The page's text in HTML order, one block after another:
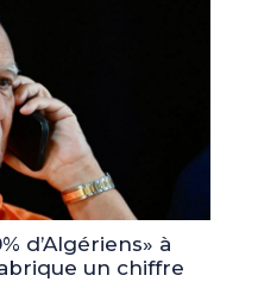
d’Algériens» à
un chiffre